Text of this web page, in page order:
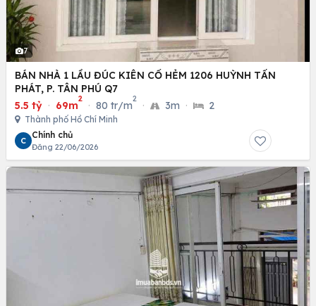
7
BÁN NHÀ 1 LẦU ĐÚC KIÊN CỐ HẺM 1206 HUỲNH TẤN
PHÁT, P. TÂN PHÚ Q7
5.5 tỷ · 69m
2
· 80 tr/m
2
· 3m · 2
Thành phố Hồ Chí Minh
C
Chính chủ
Đăng 22/06/2026